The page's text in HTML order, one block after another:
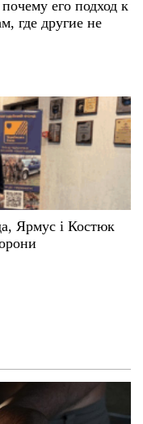
его подход к
где другие не
Ярмус і Костюк